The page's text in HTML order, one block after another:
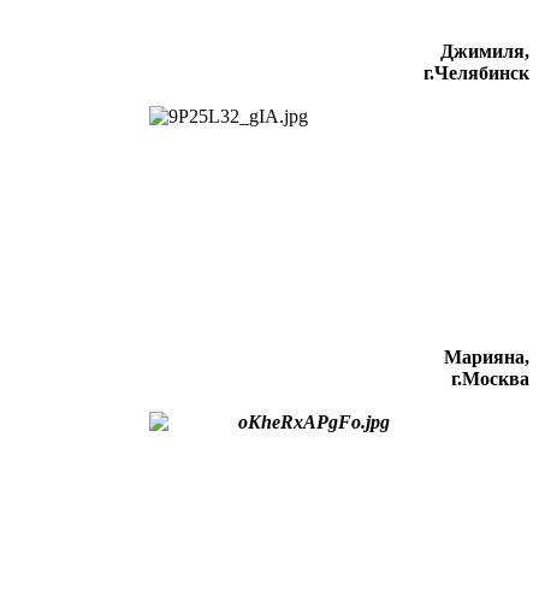
Джимиля,
г.Челябинск
Марияна,
г.Москва